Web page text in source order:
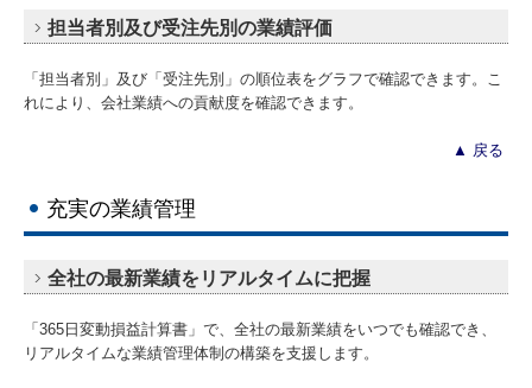
担当者別及び受注先別の業績評価
「担当者別」及び「受注先別」の順位表をグラフで確認できます。こ
れにより、会社業績への貢献度を確認できます。
▲ 戻る
充実の業績管理
全社の最新業績をリアルタイムに把握
「365日変動損益計算書」で、全社の最新業績をいつでも確認でき、
リアルタイムな業績管理体制の構築を支援します。